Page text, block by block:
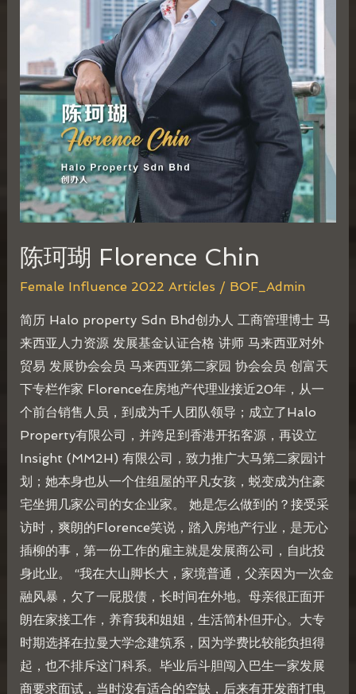
陈珂瑚 Florence Chin
Female Influence 2022 Articles / BOF_Admin
简历 Halo property Sdn Bhd创办人 工商管理博士 马
来西亚人力资源 发展基金认证合格 讲师 马来西亚对外
贸易 发展协会会员 马来西亚第二家园 协会会员 创富天
下专栏作家 Florence在房地产代理业接近20年，从一
个前台销售人员，到成为千人团队领导；成立了Halo
Property有限公司，并跨足到香港开拓客源，再设立
Insight (MM2H) 有限公司，致力推广大马第二家园计
划；她本身也从一个住组屋的平凡女孩，蜕变成为住豪
宅坐拥几家公司的女企业家。 她是怎么做到的？接受采
访时，爽朗的Florence笑说，踏入房地产行业，是无心
插柳的事，第一份工作的雇主就是发展商公司，自此投
身此业。 “我在大山脚长大，家境普通，父亲因为一次金
融风暴，欠了一屁股债，长时间在外地。母亲很正面开
朗在家接工作，养育我和姐姐，生活简朴但开心。大专
时期选择在拉曼大学念建筑系，因为学费比较能负担得
起，也不排斥这门科系。毕业后斗胆闯入巴生一家发展
商要求面试，当时没有适合的空缺，后来有开发商打电